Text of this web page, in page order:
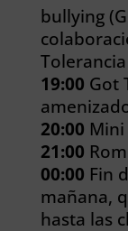
bullying
19:00 Got
20:00
21:00
00:00 Fin
mañana,
hasta las